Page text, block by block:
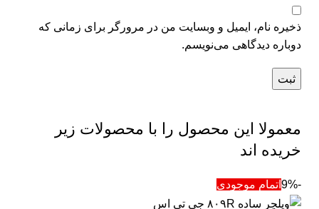
ذخیره نام، ایمیل و وبسایت من در مرورگر برای زمانی که
دوباره دیدگاهی می‌نویسم.
معمولا این محصول را با محصولات زیر
خریده اند
-9% اتمام موجودی